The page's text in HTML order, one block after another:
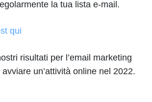
la tua lista e-mail.
qui
risultati per l’email marketing
un’attività online nel 2022.